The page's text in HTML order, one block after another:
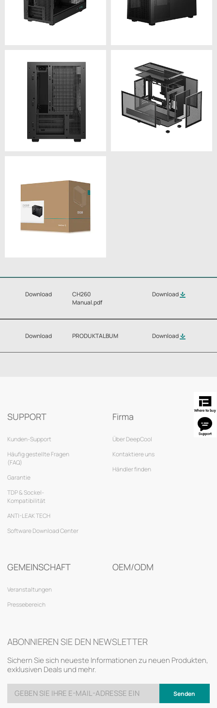
Download
CH260
Manual.pdf
Download
Download PRODUKTALBUM Download
SUPPORT
Kunden-Support
Häufig gestellte Fragen
(FAQ)
Garantie
TDP & Sockel-
Kompatibilität
ANTI-LEAK TECH
Software Download Center
Firma
Über DeepCool
Kontaktiere uns
Händler finden
GEMEINSCHAFT
Veranstaltungen
Pressebereich
OEM/ODM
ABONNIEREN SIE DEN NEWSLETTER
Sichern Sie sich neueste Informationen zu neuen Produkten,
exklusiven Deals und mehr.
Senden